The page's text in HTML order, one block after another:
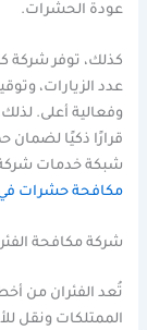
عودة الحشرات.
كذلك، توفر شركة
عدد الزيارات،
وفعالية أعلى.
قرارًا ذكيًا لضمان
شبكة خدمات شركة
مكافحة حشرات
شركة مكافحة
تُعد الفئران من
الممتلكات ونقل